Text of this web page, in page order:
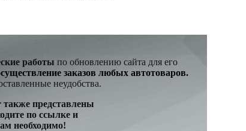
работы по обновлению сайта для его
заказов любых автотоваров.
неудобства.
представлены
по ссылке и
необходимо!